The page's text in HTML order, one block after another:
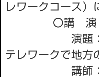
レワークコース）
〇講 演
演題：「新
テレワークで地⽅
講師：⼀般